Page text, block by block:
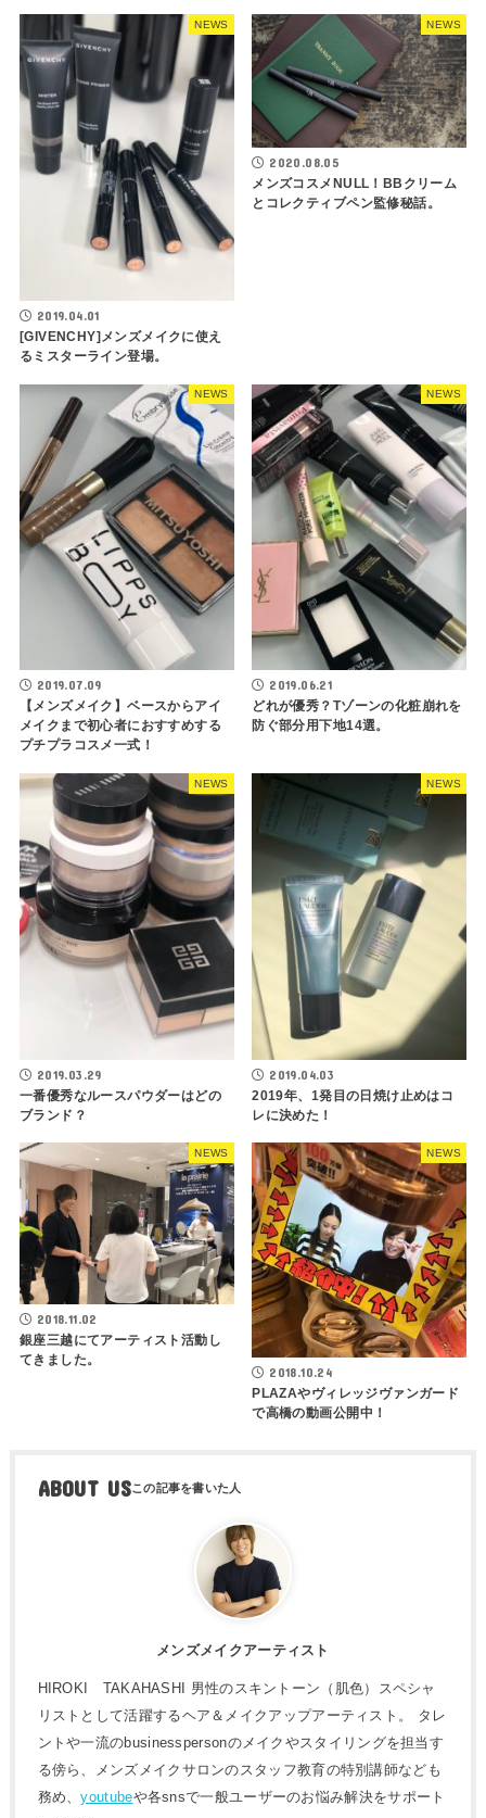
NEWS
2019.04.01
[GIVENCHY]メンズメイクに使え
るミスターライン登場。
NEWS
2020.08.05
メンズコスメNULL！BBクリーム
とコレクティブペン監修秘話。
NEWS
2019.07.09
【メンズメイク】ベースからアイ
メイクまで初心者におすすめする
プチプラコスメ一式！
NEWS
2019.06.21
どれが優秀？Tゾーンの化粧崩れを
防ぐ部分用下地14選。
NEWS
2019.03.29
一番優秀なルースパウダーはどの
ブランド？
NEWS
2019.04.03
2019年、1発目の日焼け止めはコ
レに決めた！
NEWS
2018.11.02
銀座三越にてアーティスト活動し
てきました。
NEWS
2018.10.24
PLAZAやヴィレッジヴァンガード
で高橋の動画公開中！
ABOUT US
メンズメイクアーティスト
HIROKI TAKAHASHI 男性のスキントーン（肌色）スペシャ
リストとして活躍するヘア＆メイクアップアーティスト。 タレ
ントや一流のbusinesspersonのメイクやスタイリングを担当す
る傍ら、メンズメイクサロンのスタッフ教育の特別講師なども
務め、youtubeや各snsで一般ユーザーのお悩み解決をサポート